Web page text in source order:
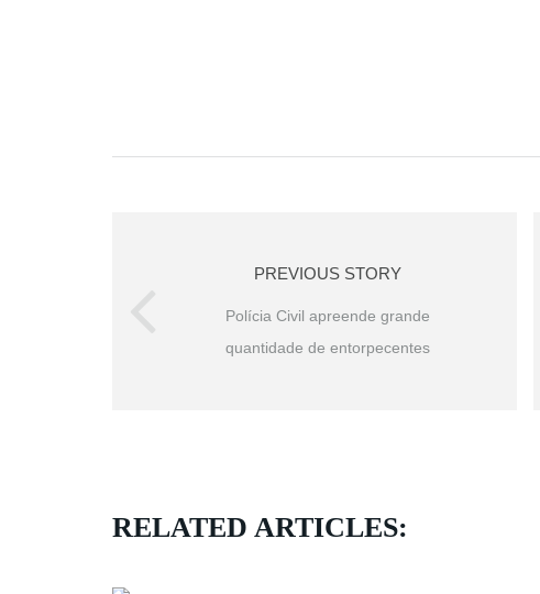
PREVIOUS STORY
Polícia Civil apreende grande
quantidade de entorpecentes
RELATED ARTICLES: